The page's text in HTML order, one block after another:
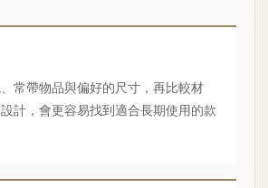
常帶物品與偏好的尺寸，再比較材
計，會更容易找到適合長期使用的款